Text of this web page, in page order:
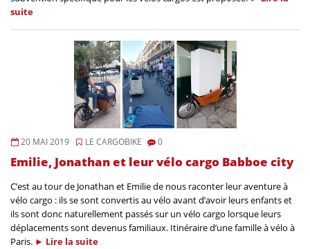
suite
20 MAI 2019 LE CARGOBIKE 0
Emilie, Jonathan et leur vélo cargo Babboe city
C’est au tour de Jonathan et Emilie de nous raconter leur aventure à
vélo cargo : ils se sont convertis au vélo avant d’avoir leurs enfants et
ils sont donc naturellement passés sur un vélo cargo lorsque leurs
déplacements sont devenus familiaux. Itinéraire d’une famille à vélo à
Paris. ► Lire la suite